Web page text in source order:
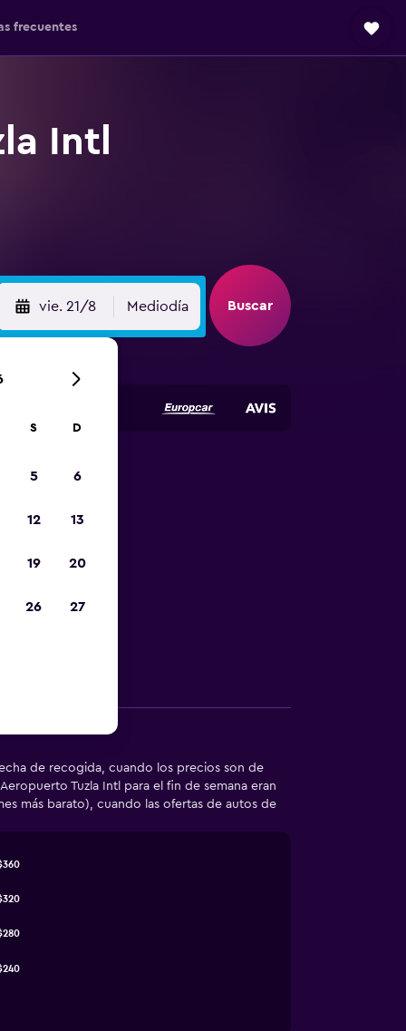
frecuentes
Intl
vie. 21/8 Mediodía Buscar
de
perfecto
de recogida, cuando los precios son de
Tuzla Intl para el fin de semana eran
más barato), cuando las ofertas de autos de
S D
5 6
12 13
19 20
26 27